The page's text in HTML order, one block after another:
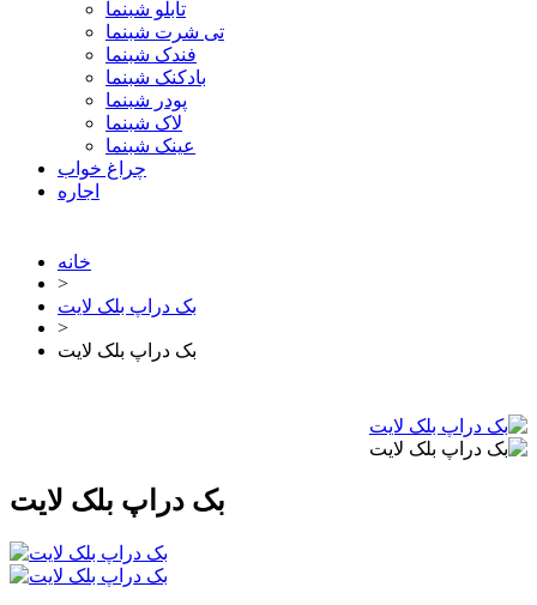
تابلو شبنما
تی شرت شبنما
فندک شبنما
بادکنک شبنما
پودر شبنما
لاک شبنما
عینک شبنما
چراغ خواب
اجاره
خانه
>
بک دراپ بلک لایت
>
بک دراپ بلک لایت
بک دراپ بلک لایت